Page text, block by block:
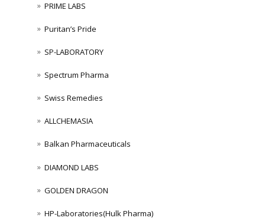
PRIME LABS
Puritan’s Pride
SP-LABORATORY
Spectrum Pharma
Swiss Remedies
ALLCHEMASIA
Balkan Pharmaceuticals
DIAMOND LABS
GOLDEN DRAGON
HP-Laboratories(Hulk Pharma)